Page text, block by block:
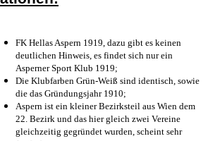
FK Hellas Aspern 1919, dazu gibt es keinen
deutlichen Hinweis, es findet sich nur ein
Asperner Sport Klub 1919;
Die Klubfarben Grün-Weiß sind identisch, sowie
die das Gründungsjahr 1910;
Aspern ist ein kleiner Bezirksteil aus Wien dem
22. Bezirk und das hier gleich zwei Vereine
gleichzeitig gegründet wurden, scheint sehr